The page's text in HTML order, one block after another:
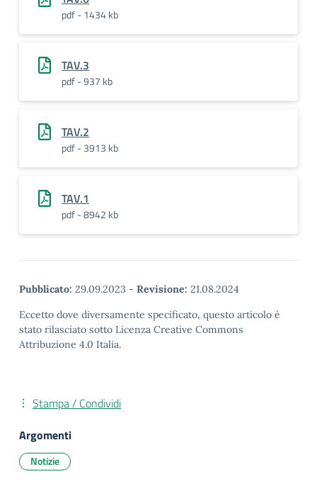
pdf - 1434 kb
TAV.3
pdf - 937 kb
TAV.2
pdf - 3913 kb
TAV.1
pdf - 8942 kb
Pubblicato: 29.09.2023 - Revisione: 21.08.2024
Eccetto dove diversamente specificato, questo articolo è
stato rilasciato sotto Licenza Creative Commons
Attribuzione 4.0 Italia.
Stampa / Condividi
Argomenti
Notizie